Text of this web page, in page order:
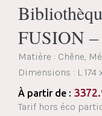
FUSION
Matière : Chêne,
Dimensions : L
À partir de :
Tarif hors éco